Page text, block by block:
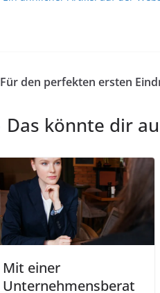
Für den perfekten ersten
Das könnte dir
Mit einer
Unternehmensberat